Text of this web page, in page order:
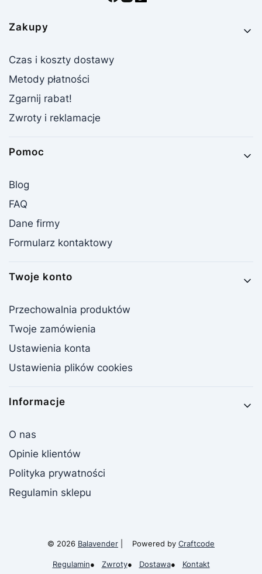
Linki w stopce
Zakupy
Czas i koszty dostawy
Metody płatności
Zgarnij rabat!
Zwroty i reklamacje
Pomoc
Blog
FAQ
Dane firmy
Formularz kontaktowy
Twoje konto
Przechowalnia produktów
Twoje zamówienia
Ustawienia konta
Ustawienia plików cookies
Informacje
O nas
Opinie klientów
Polityka prywatności
Regulamin sklepu
© 2026 Balavender | Powered by Craftcode
Regulamin● Zwroty● Dostawa● Kontakt